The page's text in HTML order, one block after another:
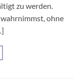
zu werden.
ohne